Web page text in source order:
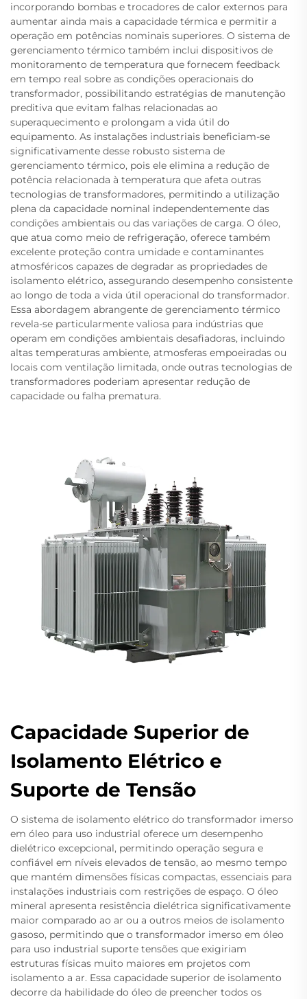
incorporando bombas e trocadores de calor externos para
aumentar ainda mais a capacidade térmica e permitir a
operação em potências nominais superiores. O sistema de
gerenciamento térmico também inclui dispositivos de
monitoramento de temperatura que fornecem feedback
em tempo real sobre as condições operacionais do
transformador, possibilitando estratégias de manutenção
preditiva que evitam falhas relacionadas ao
superaquecimento e prolongam a vida útil do
equipamento. As instalações industriais beneficiam-se
significativamente desse robusto sistema de
gerenciamento térmico, pois ele elimina a redução de
potência relacionada à temperatura que afeta outras
tecnologias de transformadores, permitindo a utilização
plena da capacidade nominal independentemente das
condições ambientais ou das variações de carga. O óleo,
que atua como meio de refrigeração, oferece também
excelente proteção contra umidade e contaminantes
atmosféricos capazes de degradar as propriedades de
isolamento elétrico, assegurando desempenho consistente
ao longo de toda a vida útil operacional do transformador.
Essa abordagem abrangente de gerenciamento térmico
revela-se particularmente valiosa para indústrias que
operam em condições ambientais desafiadoras, incluindo
altas temperaturas ambiente, atmosferas empoeiradas ou
locais com ventilação limitada, onde outras tecnologias de
transformadores poderiam apresentar redução de
capacidade ou falha prematura.
Capacidade Superior de
Isolamento Elétrico e
Suporte de Tensão
O sistema de isolamento elétrico do transformador imerso
em óleo para uso industrial oferece um desempenho
dielétrico excepcional, permitindo operação segura e
confiável em níveis elevados de tensão, ao mesmo tempo
que mantém dimensões físicas compactas, essenciais para
instalações industriais com restrições de espaço. O óleo
mineral apresenta resistência dielétrica significativamente
maior comparado ao ar ou a outros meios de isolamento
gasoso, permitindo que o transformador imerso em óleo
para uso industrial suporte tensões que exigiriam
estruturas físicas muito maiores em projetos com
isolamento a ar. Essa capacidade superior de isolamento
decorre da habilidade do óleo de preencher todos os